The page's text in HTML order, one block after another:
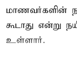
மாணவர்களின்
கூடாது என்று
உள்ளார்.